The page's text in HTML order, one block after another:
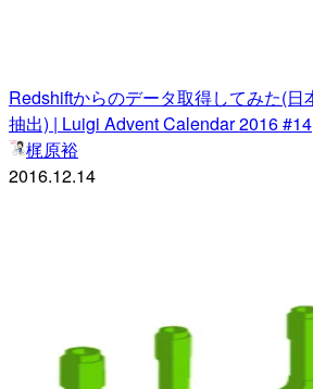
Redshiftからのデータ取得してみた(日
抽出) | Luigi Advent Calendar 2016 #14
梶原裕
2016.12.14